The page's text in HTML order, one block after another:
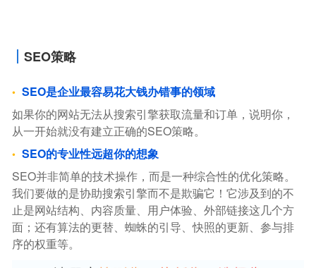
SEO策略
SEO是企业最容易花大钱办错事的领域
如果你的网站无法从搜索引擎获取流量和订单，说明你，
从一开始就没有建立正确的SEO策略。
SEO的专业性远超你的想象
SEO并非简单的技术操作，而是一种综合性的优化策略。
我们要做的是协助搜索引擎而不是欺骗它！它涉及到的不
止是网站结构、内容质量、用户体验、外部链接这几个方
面；还有算法的更替、蜘蛛的引导、快照的更新、参与排
序的权重等。